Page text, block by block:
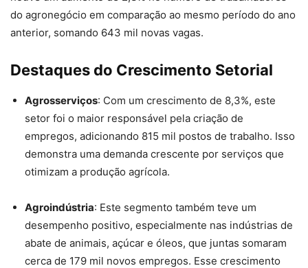
do agronegócio em comparação ao mesmo período do ano
anterior, somando 643 mil novas vagas.
Destaques do Crescimento Setorial
Agrosserviços: Com um crescimento de 8,3%, este
setor foi o maior responsável pela criação de
empregos, adicionando 815 mil postos de trabalho. Isso
demonstra uma demanda crescente por serviços que
otimizam a produção agrícola.
Agroindústria: Este segmento também teve um
desempenho positivo, especialmente nas indústrias de
abate de animais, açúcar e óleos, que juntas somaram
cerca de 179 mil novos empregos. Esse crescimento